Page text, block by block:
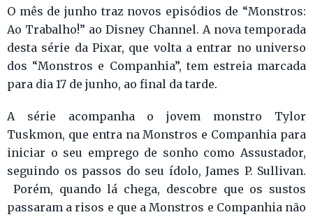
O mês de junho traz novos episódios de “Monstros:
Ao Trabalho!” ao Disney Channel. A nova temporada
desta série da Pixar, que volta a entrar no universo
dos “Monstros e Companhia”, tem estreia marcada
para dia 17 de junho, ao final da tarde.
A série acompanha o jovem monstro Tylor
Tuskmon, que entra na Monstros e Companhia para
iniciar o seu emprego de sonho como Assustador,
seguindo os passos do seu ídolo, James P. Sullivan.
Porém, quando lá chega, descobre que os sustos
passaram a risos e que a Monstros e Companhia não